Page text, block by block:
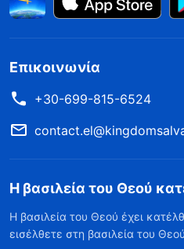
Επικοινωνία
+30-699-815-6524
Η βασιλεία του Θεού
Η βασιλεία του Θεού έχει
εισέλθετε στη βασιλεία του